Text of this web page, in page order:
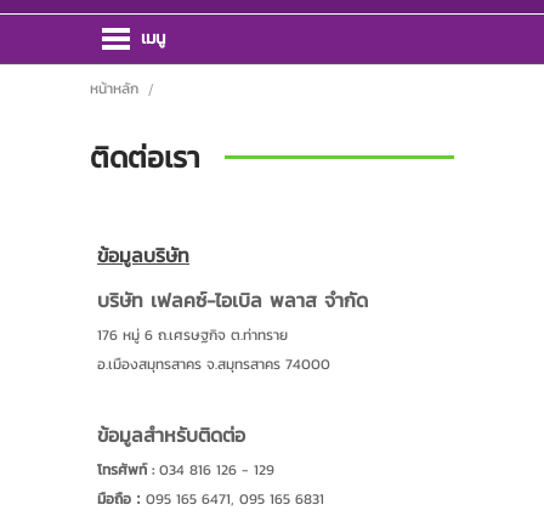
เมนู
หน้าหลัก
สินค้า
ติดต่อเรา
ขั้นตอนการสั่งซื้อ
แจ้งชำระเงิน
โปรโมชั่น
ดาวน์โหลด
หน้าหลัก
ติดต่อเรา
ข้อมูลบริษัท
บริษัท เฟลคซ์-ไอเบิล พลาส จำกัด
176 หมู่ 6 ถ.เศรษฐกิจ ต.ท่าทราย
อ.เมืองสมุทรสาคร จ.สมุทรสาคร 74000
ข้อมูลสำหรับติดต่อ
โทรศัพท์ : 034 816 126 - 129
มือถือ : 095 165 6471, 095 165 6831